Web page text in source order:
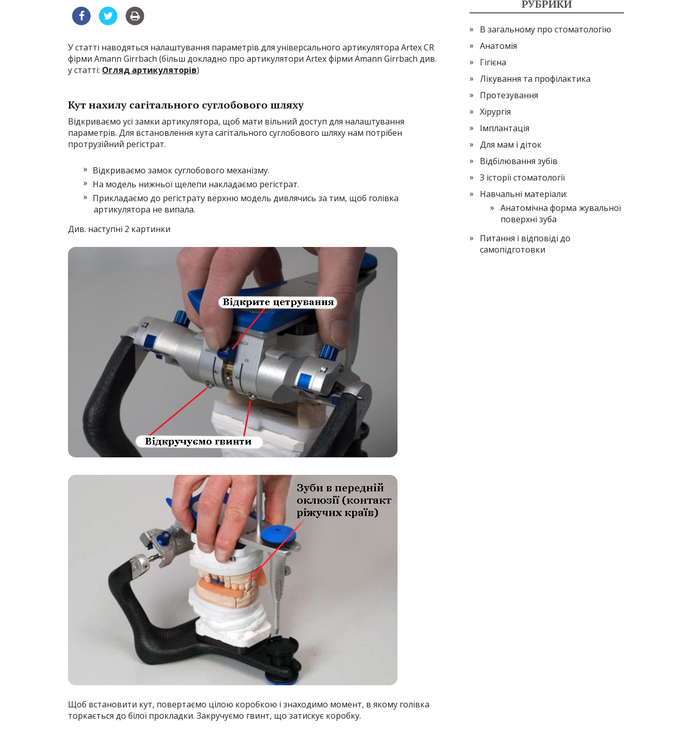
У статті наводяться налаштування параметрів для універсального артикулятора Artex CR
фірми Amann Girrbach (більш докладно про артикулятори Artex фірми Amann Girrbach див.
у статті: Огляд артикуляторів)
Кут нахилу сагітального суглобового шляху
Відкриваємо усі замки артикулятора, щоб мати вільний доступ для налаштування
параметрів. Для встановлення кута сагітального суглобового шляху нам потрібен
протрузійний регістрат.
Відкриваємо замок суглобового механізму.
На модель нижньої щелепи накладаємо регістрат.
Прикладаємо до регістрату верхню модель дивлячись за тим, щоб голівка
артикулятора не випала.
Див. наступні 2 картинки
Щоб встановити кут, повертаємо цілою коробкою і знаходимо момент, в якому голівка
торкається до білої прокладки. Закручуємо гвинт, що затискує коробку.
РУБРИКИ
В загальному про стоматологію
Анатомія
Гігієна
Лікування та профілактика
Протезування
Хірургія
Імплантація
Для мам і діток
Відбілювання зубів
З історії стоматології
Навчальні матеріали:
Анатомічна форма жувальної
поверхні зуба
Питання і відповіді до
самопідготовки